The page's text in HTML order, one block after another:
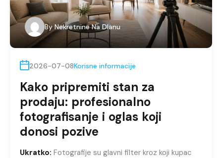
By Nekretnine Na Dlanu
2026-07-08Korisne informacije
Kako pripremiti stan za
prodaju: profesionalno
fotografisanje i oglas koji
donosi pozive
Ukratko: Fotografije su glavni filter kroz koji kupac